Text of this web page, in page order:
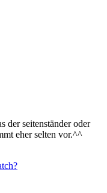
der seitenständer oder
eher selten vor.^^